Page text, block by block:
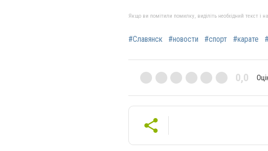
Якщо ви помітили помилку, виділіть необхідний текст і
#Славянск #новости #спорт #карате
0,0